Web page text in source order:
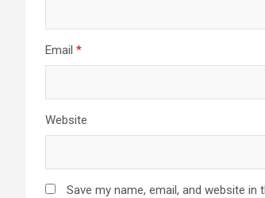
Email *
Website
Save my name, email, and website